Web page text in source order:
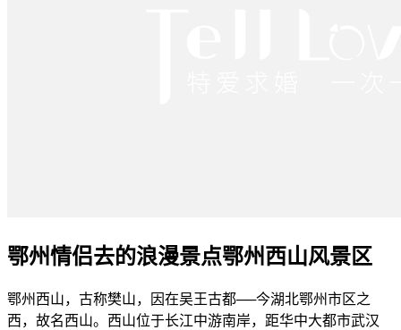
鄂州情侣去的浪漫景点鄂州西山风景区
鄂州西山，古称樊山，因在吴王古都──今湖北鄂州市区之
西，故名西山。西山位于长江中游南岸，距华中大都市武汉